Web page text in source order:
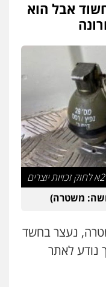
וחקירות
שרקי
מרב"ד
תעבורה אסירים
אבל הוא
משטרה)
נעצר בחשד
נודע לאתר